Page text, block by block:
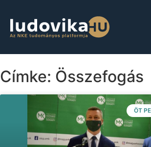
Címke: Összefogás
ÖT